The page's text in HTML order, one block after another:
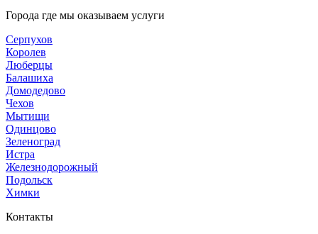
Города где мы оказываем услуги
Серпухов
Королев
Люберцы
Балашиха
Домодедово
Чехов
Мытищи
Одинцово
Зеленоград
Истра
Железнодорожный
Подольск
Химки
Контакты